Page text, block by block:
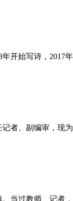
开始写诗，2017
者、副编审，现
当过教师、记者